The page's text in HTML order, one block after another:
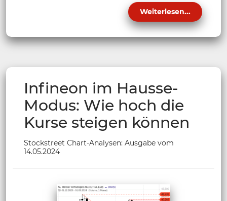
Weiterlesen...
Infineon im Hausse-
Modus: Wie hoch die
Kurse steigen können
Stockstreet Chart-Analysen: Ausgabe vom
14.05.2024